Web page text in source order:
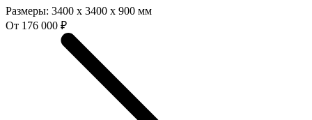
Размеры: 3400 x 3400 x 900 мм
От 176 000 ₽